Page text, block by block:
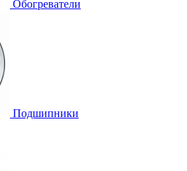
Обогреватели
Подшипники